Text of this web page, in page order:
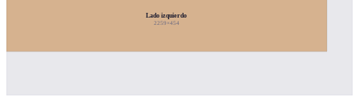
Lado izquierdo
2259×454